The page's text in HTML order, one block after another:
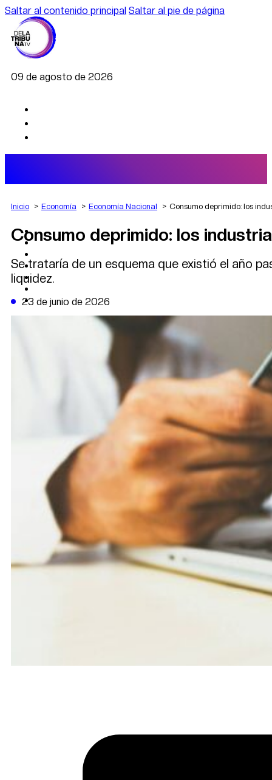
Saltar al contenido principal Saltar al pie de página
09 de agosto de 2026
AGRO
DEPORTES
POLÍTICA
CAMBIO CLIMÁTICO
DE LA TRIBUNA TV
Inicio Economía Economía Nacional Consumo deprimido: los
Consumo deprimido: los
Se trataría de un esquema que existió el año
liquidez.
23 de junio de 2026